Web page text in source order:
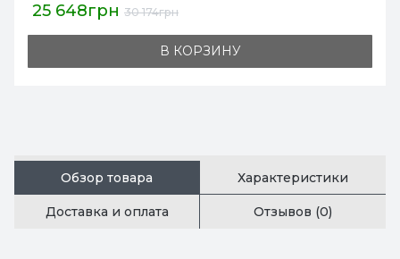
25 648грн 30 174грн
В КОРЗИНУ
Обзор товара Характеристики
Доставка и оплата Отзывов (0)